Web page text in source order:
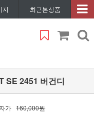
지 최근본상품
SE 2451 버건디
가 160,000원